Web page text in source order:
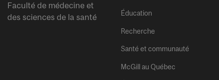
Faculté de médecine et
des sciences de la santé
Éducation
Recherche
Santé et communauté
McGill au Québec